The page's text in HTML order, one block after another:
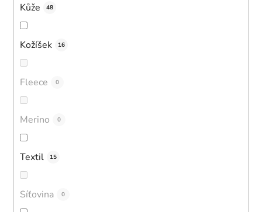
Kůže 48
Kožíšek 16
Fleece 0
Merino 0
Textil 15
Síťovina 0